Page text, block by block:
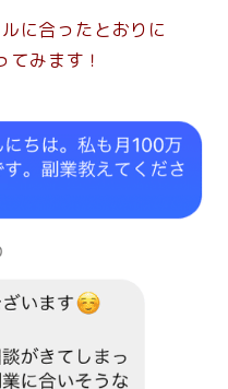
に合ったとおりに
てみます！